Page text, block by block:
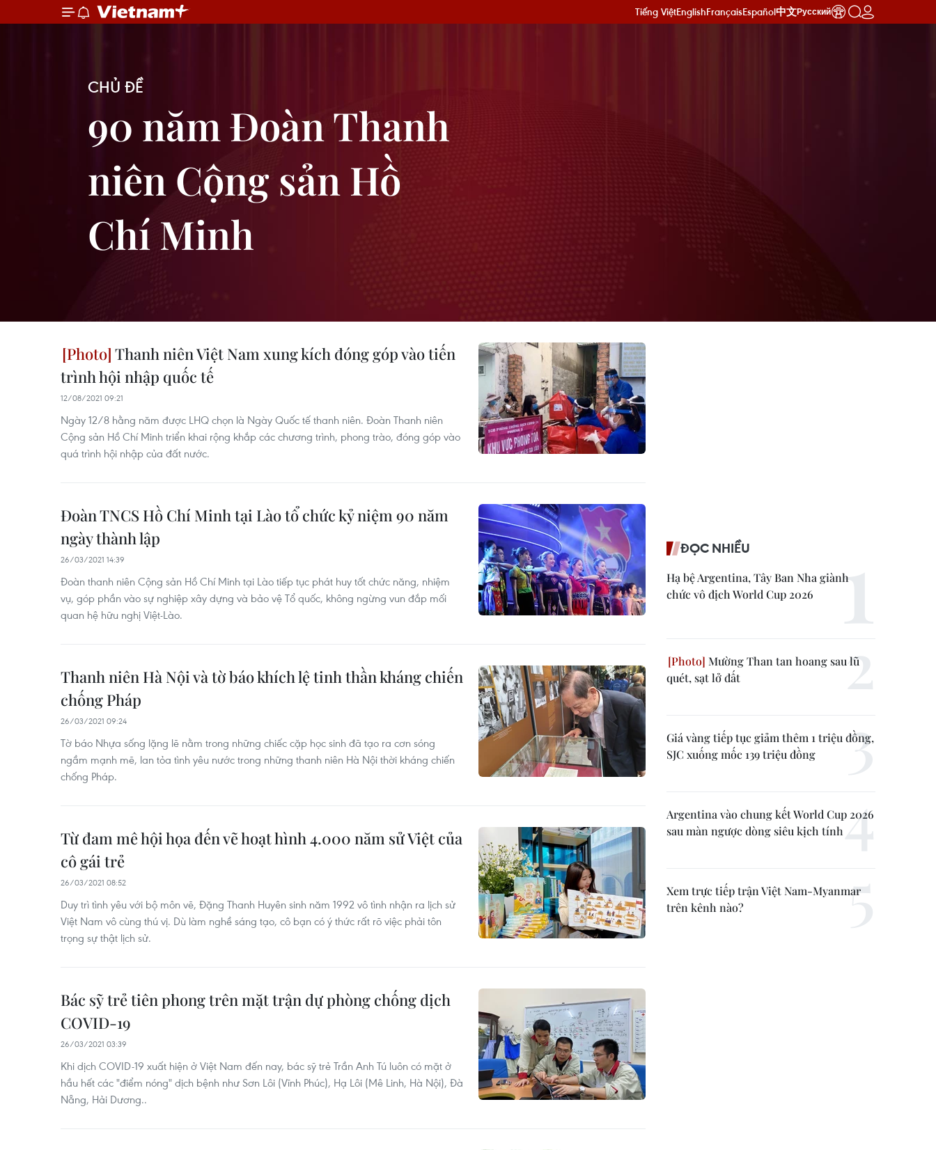
Tiếng ViệtEnglishFrançaisEspañol中文Русский
CHỦ ĐỀ
90 năm Đoàn Thanh
niên Cộng sản Hồ
Chí Minh
Thanh niên Việt Nam xung kích đóng góp vào tiến
trình hội nhập quốc tế
12/08/2021 09:21
Ngày 12/8 hằng năm được LHQ chọn là Ngày Quốc tế thanh niên. Đoàn Thanh niên
Cộng sản Hồ Chí Minh triển khai rộng khắp các chương trình, phong trào, đóng góp vào
quá trình hội nhập của đất nước.
Đoàn TNCS Hồ Chí Minh tại Lào tổ chức kỷ niệm 90 năm
ngày thành lập
26/03/2021 14:39
Đoàn thanh niên Cộng sản Hồ Chí Minh tại Lào tiếp tục phát huy tốt chức năng, nhiệm
vụ, góp phần vào sự nghiệp xây dựng và bảo vệ Tổ quốc, không ngừng vun đắp mối
quan hệ hữu nghị Việt-Lào.
Thanh niên Hà Nội và tờ báo khích lệ tinh thần kháng chiến
chống Pháp
26/03/2021 09:24
Tờ báo Nhựa sống lặng lẽ nằm trong những chiếc cặp học sinh đã tạo ra cơn sóng
ngầm mạnh mẽ, lan tỏa tình yêu nước trong những thanh niên Hà Nội thời kháng chiến
chống Pháp.
Từ đam mê hội họa đến vẽ hoạt hình 4.000 năm sử Việt của
cô gái trẻ
26/03/2021 08:52
Duy trì tình yêu với bộ môn vẽ, Đặng Thanh Huyên sinh năm 1992 vô tình nhận ra lịch sử
Việt Nam vô cùng thú vị. Dù làm nghề sáng tạo, cô bạn có ý thức rất rõ việc phải tôn
trọng sự thật lịch sử.
Bác sỹ trẻ tiên phong trên mặt trận dự phòng chống dịch
COVID-19
26/03/2021 03:39
Khi dịch COVID-19 xuất hiện ở Việt Nam đến nay, bác sỹ trẻ Trần Anh Tú luôn có mặt ở
hầu hết các "điểm nóng" dịch bệnh như Sơn Lôi (Vĩnh Phúc), Hạ Lôi (Mê Linh, Hà Nội), Đà
Nẵng, Hải Dương..
ĐỌC NHIỀU
Hạ bệ Argentina, Tây Ban Nha giành
chức vô địch World Cup 2026
Mường Than tan hoang sau lũ
quét, sạt lở đất
Giá vàng tiếp tục giảm thêm 1 triệu đồng,
SJC xuống mốc 139 triệu đồng
Argentina vào chung kết World Cup 2026
sau màn ngược dòng siêu kịch tính
Xem trực tiếp trận Việt Nam-Myanmar
trên kênh nào?